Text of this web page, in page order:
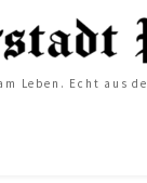
Leben. Echt aus